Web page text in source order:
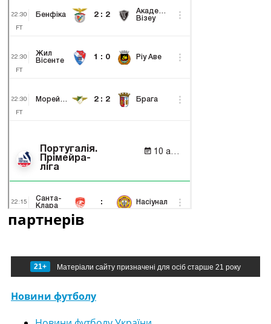
партнерів
21+ Матеріали сайту призначені для осіб старше 21 року
Новини футболу